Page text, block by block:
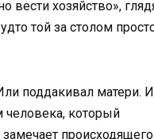
вести хозяйство»,
той за столом
поддакивал матери.
человека, который
происходящего.